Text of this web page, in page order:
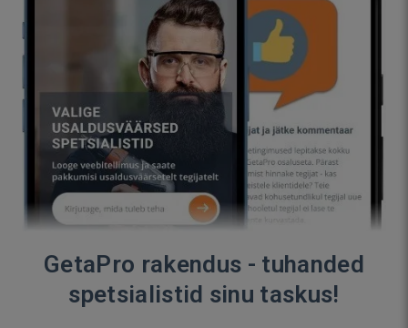
GetaPro rakendus - tuhanded
spetsialistid sinu taskus!